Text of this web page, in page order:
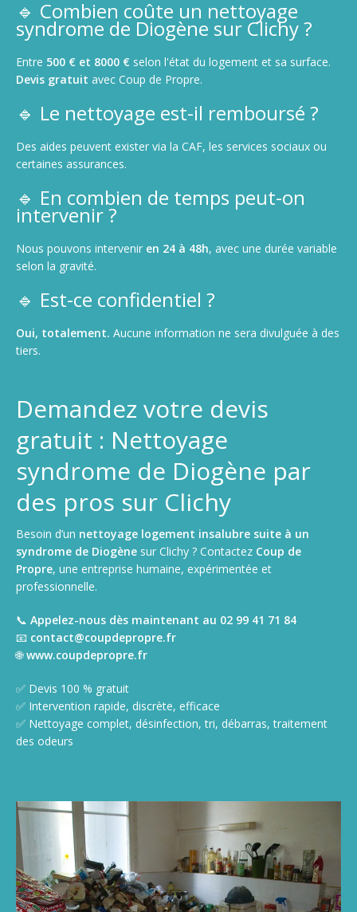
🔹 Combien coûte un nettoyage
syndrome de Diogène sur Clichy ?
Entre 500 € et 8000 € selon l'état du logement et sa surface.
Devis gratuit avec Coup de Propre.
🔹 Le nettoyage est-il remboursé ?
Des aides peuvent exister via la CAF, les services sociaux ou
certaines assurances.
🔹 En combien de temps peut-on
intervenir ?
Nous pouvons intervenir en 24 à 48h, avec une durée variable
selon la gravité.
🔹 Est-ce confidentiel ?
Oui, totalement. Aucune information ne sera divulguée à des
tiers.
Demandez votre devis
gratuit : Nettoyage
syndrome de Diogène par
des pros sur Clichy
Besoin d’un nettoyage logement insalubre suite à un
syndrome de Diogène sur Clichy ? Contactez Coup de
Propre, une entreprise humaine, expérimentée et
professionnelle.
📞 Appelez-nous dès maintenant au 02 99 41 71 84
📧 contact@coupdepropre.fr
🌐www.coupdepropre.fr
✅ Devis 100 % gratuit
✅ Intervention rapide, discrète, efficace
✅ Nettoyage complet, désinfection, tri, débarras, traitement
des odeurs